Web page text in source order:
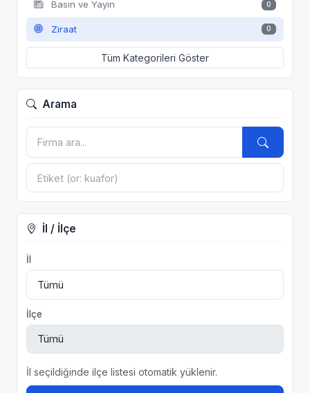
Basın ve Yayın 0
Ziraat 0
Tüm Kategorileri Göster
Arama
İl / İlçe
İl
İlçe
İl seçildiğinde ilçe listesi otomatik yüklenir.